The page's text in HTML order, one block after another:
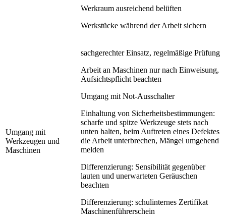
Werkraum ausreichend belüften
Werkstücke während der Arbeit sichern
Umgang mit
Werkzeugen und
Maschinen
sachgerechter Einsatz, regelmäßige Prüfung
Arbeit an Maschinen nur nach Einweisung,
Aufsichtspflicht beachten
Umgang mit Not-Ausschalter
Einhaltung von Sicherheitsbestimmungen:
scharfe und spitze Werkzeuge stets nach
unten halten, beim Auftreten eines Defektes
die Arbeit unterbrechen, Mängel umgehend
melden
Differenzierung: Sensibilität gegenüber
lauten und unerwarteten Geräuschen
beachten
Differenzierung: schulinternes Zertifikat
Maschinenführerschein